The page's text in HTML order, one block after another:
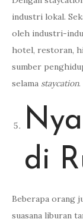
industri lokal.
oleh industri-
hotel, restoran,
sumber
selama staycation.
di
Beberapa orang
suasana liburan